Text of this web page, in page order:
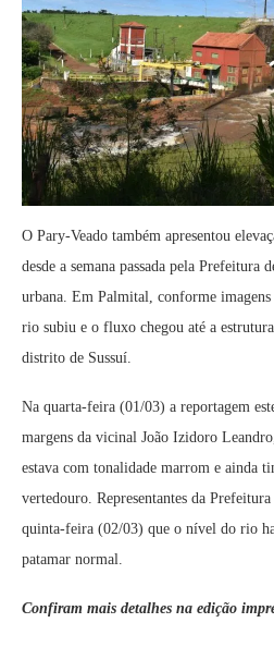
O Pary-Veado também apresentou
desde a semana passada pela Prefeitura
urbana. Em Palmital, conforme
rio subiu e o fluxo chegou até a
distrito de Sussuí.
Na quarta-feira (01/03) a reportagem
margens da vicinal João Izidoro
estava com tonalidade marrom e ainda
vertedouro. Representantes da
quinta-feira (02/03) que o nível do rio
patamar normal.
Confiram mais detalhes na edição